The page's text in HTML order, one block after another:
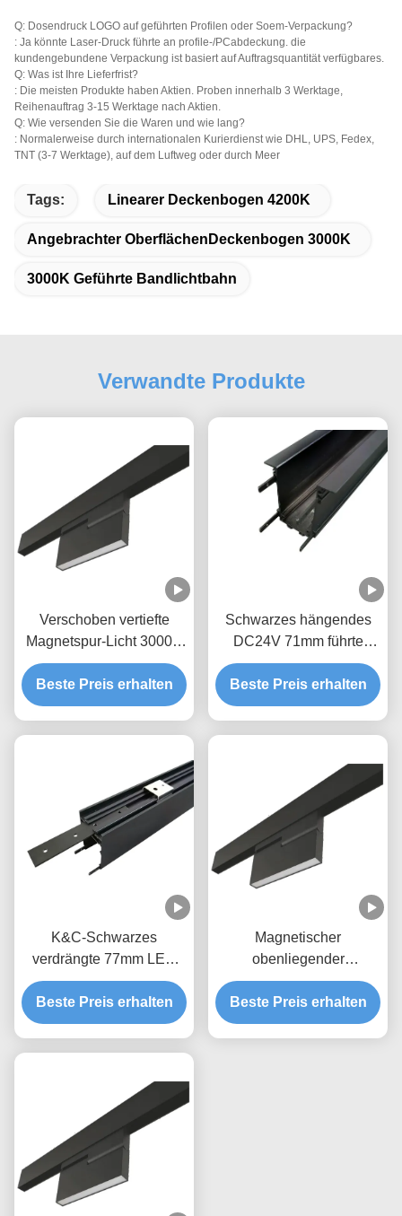
Q: Dosendruck LOGO auf geführten Profilen oder Soem-Verpackung?
: Ja könnte Laser-Druck führte an profile-/PCabdeckung. die
kundengebundene Verpackung ist basiert auf Auftragsquantität verfügbares.
Q: Was ist Ihre Lieferfrist?
: Die meisten Produkte haben Aktien. Proben innerhalb 3 Werktage,
Reihenauftrag 3-15 Werktage nach Aktien.
Q: Wie versenden Sie die Waren und wie lang?
: Normalerweise durch internationalen Kurierdienst wie DHL, UPS, Fedex,
TNT (3-7 Werktage), auf dem Luftweg oder durch Meer
Tags: Linearer Deckenbogen 4200K
Angebrachter OberflächenDeckenbogen 3000K
3000K Geführte Bandlichtbahn
Verwandte Produkte
Verschoben vertiefte
Magnetspur-Licht 3000K
20W DC24V LED
Beste Preis erhalten
Schwarzes hängendes
DC24V 71mm führte
hängenden
Deckenbogen
Beste Preis erhalten
K&C-Schwarzes
verdrängte 77mm LED
Magnetspur-Licht
Beste Preis erhalten
Magnetischer
obenliegender
Deckenbogen des Modul-
20W 5800K
Beste Preis erhalten